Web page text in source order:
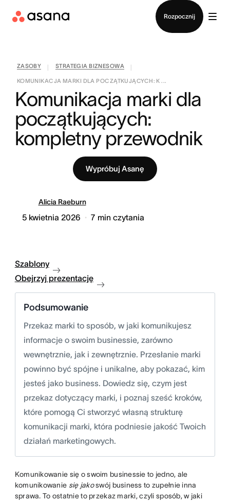
Rozpocznij
ZASOBY STRATEGIA BIZNESOWA
KOMUNIKACJA MARKI DLA POCZĄTKUJĄCYCH: K ...
Komunikacja marki dla
początkujących:
kompletny przewodnik
Wypróbuj Asanę
Alicia Raeburn
5 kwietnia 2026 7 min czytania
Szablony
Obejrzyj prezentację
Podsumowanie
Przekaz marki to sposób, w jaki komunikujesz
informacje o swoim businessie, zarówno
wewnętrznie, jak i zewnętrznie. Przesłanie marki
powinno być spójne i unikalne, aby pokazać, kim
jesteś jako business. Dowiedz się, czym jest
przekaz dotyczący marki, i poznaj sześć kroków,
które pomogą Ci stworzyć własną strukturę
komunikacji marki, która podniesie jakość Twoich
działań marketingowych.
Komunikowanie się o swoim businessie to jedno, ale
komunikowanie się jakoswój business to zupełnie inna
sprawa. To ostatnie to przekaz marki, czyli sposób, w jaki